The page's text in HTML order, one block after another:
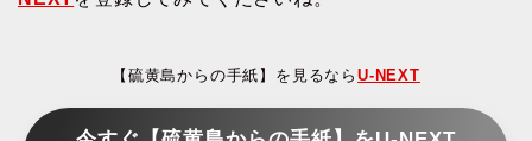
【硫黄島からの手紙】を見るならU-NEXT